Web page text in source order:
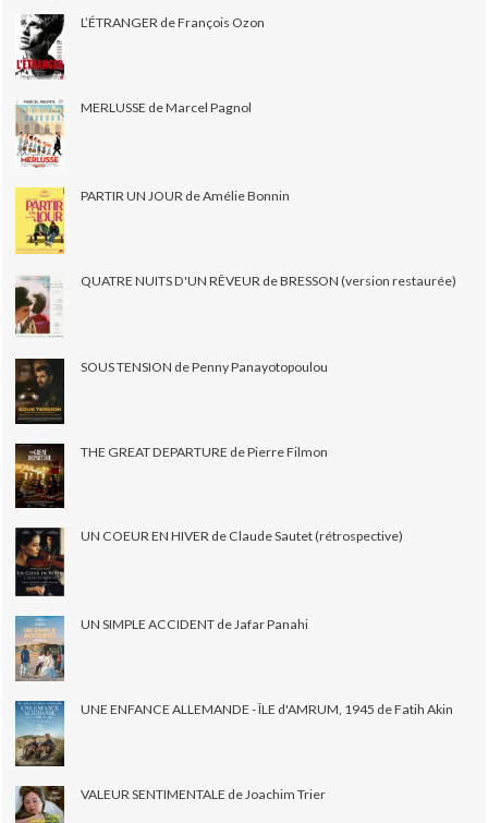
L’ÉTRANGER de François Ozon
MERLUSSE de Marcel Pagnol
PARTIR UN JOUR de Amélie Bonnin
QUATRE NUITS D'UN RÊVEUR de BRESSON (version restaurée)
SOUS TENSION de Penny Panayotopoulou
THE GREAT DEPARTURE de Pierre Filmon
UN COEUR EN HIVER de Claude Sautet (rétrospective)
UN SIMPLE ACCIDENT de Jafar Panahi
UNE ENFANCE ALLEMANDE - ÎLE d'AMRUM, 1945 de Fatih Akin
VALEUR SENTIMENTALE de Joachim Trier